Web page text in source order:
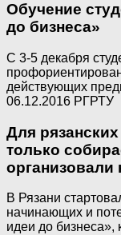
Обучение
до бизнеса»
С 3-5 декабря
действующих
06.12.2016 РГРТУ
Для
только
организовали
В Рязани
начинающих и
идеи до бизнеса»,